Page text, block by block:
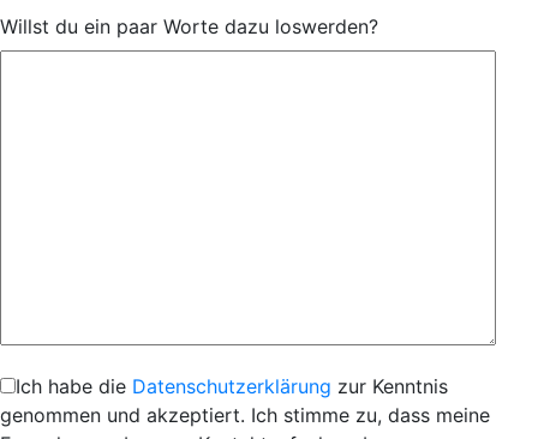
Willst du ein paar Worte dazu loswerden?
Ich habe die Datenschutzerklärung zur Kenntnis
genommen und akzeptiert. Ich stimme zu, dass meine